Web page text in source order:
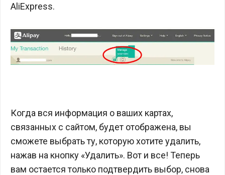
AliExpress.
Когда вся информация о ваших картах,
связанных с сайтом, будет отображена, вы
сможете выбрать ту, которую хотите удалить,
нажав на кнопку «Удалить». Вот и все! Теперь
вам остается только подтвердить выбор, снова